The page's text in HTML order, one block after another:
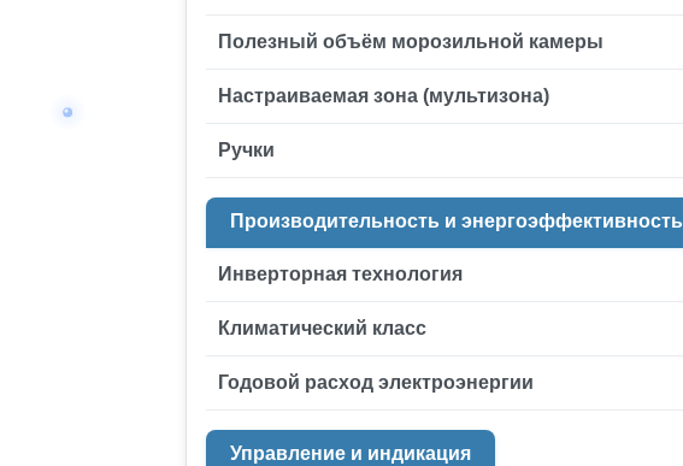
Полезный объём морозильной камеры
Настраиваемая зона (мультизона)
Ручки
Производительность и энергоэффективность
Инверторная технология
Климатический класс
Годовой расход электроэнергии
Управление и индикация